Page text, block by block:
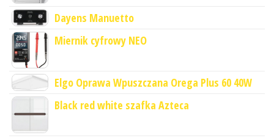
Dayens Manuetto
Miernik cyfrowy NEO
Elgo Oprawa Wpuszczana Orega Plus 60 40W
Black red white szafka Azteca